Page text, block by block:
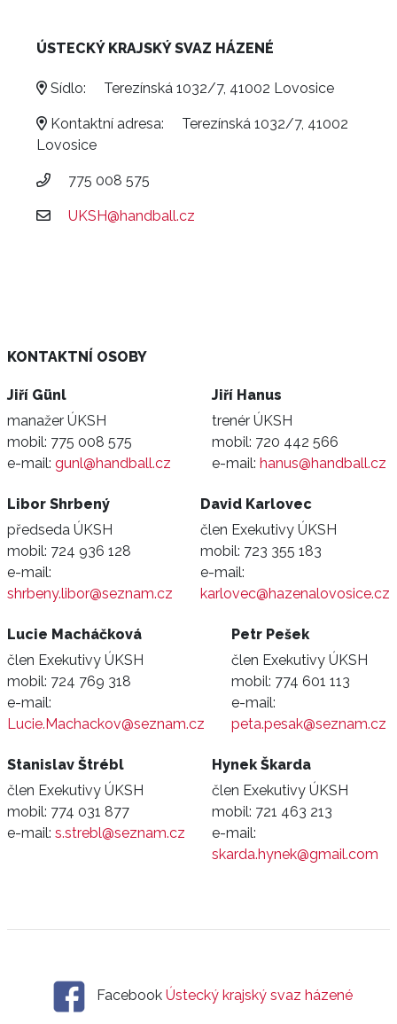
ÚSTECKÝ KRAJSKÝ SVAZ HÁZENÉ
Sídlo: Terezínská 1032/7, 41002 Lovosice
Kontaktní adresa:
Terezínská 1032/7, 41002
Lovosice
775 008 575
UKSH@handball.cz
KONTAKTNÍ OSOBY
Jiří Günl
manažer ÚKSH
mobil: 775 008 575
e-mail: gunl@handball.cz
Jiří Hanus
trenér ÚKSH
mobil: 720 442 566
e-mail: hanus@handball.cz
Libor Shrbený
předseda ÚKSH
mobil: 724 936 128
e-mail:
shrbeny.libor@seznam.cz
David Karlovec
člen Exekutivy ÚKSH
mobil: 723 355 183
e-mail:
karlovec@hazenalovosice.cz
Lucie Macháčková
člen Exekutivy ÚKSH
mobil: 724 769 318
e-mail:
Lucie.Machackov@seznam.cz
Petr Pešek
člen Exekutivy ÚKSH
mobil: 774 601 113
e-mail:
peta.pesak@seznam.cz
Stanislav Štrébl
člen Exekutivy ÚKSH
mobil: 774 031 877
e-mail: s.strebl@seznam.cz
Hynek Škarda
člen Exekutivy ÚKSH
mobil: 721 463 213
e-mail:
skarda.hynek@gmail.com
Facebook Ústecký krajský svaz házené